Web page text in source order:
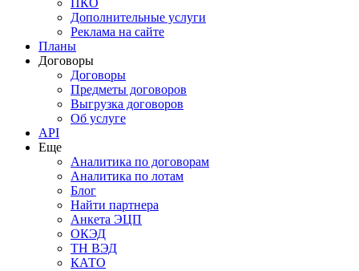
ПКО
Дополнительные услуги
Реклама на сайте
Планы
Договоры
Договоры
Предметы договоров
Выгрузка договоров
Об услуге
API
Еще
Аналитика по договорам
Аналитика по лотам
Блог
Найти партнера
Анкета ЭЦП
ОКЭД
ТН ВЭД
КАТО